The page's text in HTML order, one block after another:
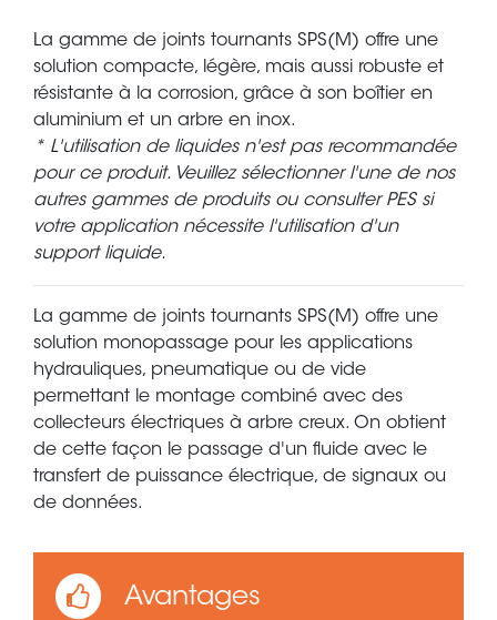
La gamme de joints tournants SPS(M) offre une
solution compacte, légère, mais aussi robuste et
résistante à la corrosion, grâce à son boîtier en
aluminium et un arbre en inox.
* L'utilisation de liquides n'est pas recommandée
pour ce produit. Veuillez sélectionner l'une de nos
autres gammes de produits ou consulter PES si
votre application nécessite l'utilisation d'un
support liquide.
La gamme de joints tournants SPS(M) offre une
solution monopassage pour les applications
hydrauliques, pneumatique ou de vide
permettant le montage combiné avec des
collecteurs électriques à arbre creux. On obtient
de cette façon le passage d'un fluide avec le
transfert de puissance électrique, de signaux ou
de données.
Avantages